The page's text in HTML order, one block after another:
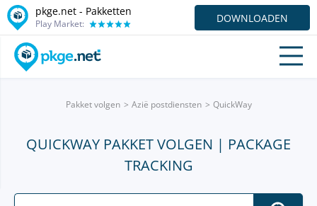
pkge.net - Pakketten
Play Market: DOWNLOADEN
Pakket volgen Azië postdiensten QuickWay
QUICKWAY PAKKET VOLGEN | PACKAGE
TRACKING